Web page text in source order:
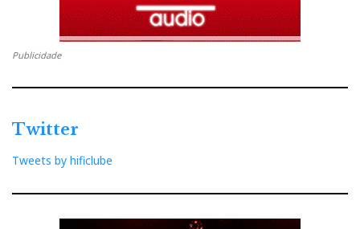
Publicidade
Twitter
Tweets by hificlube